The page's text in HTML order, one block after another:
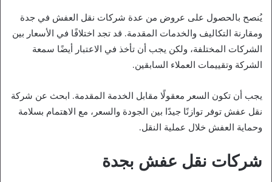
يُنصح بالحصول على عروض من عدة شركات نقل العفش في جدة
ومقارنة التكاليف والخدمات المقدمة. قد تجد اختلافًا في الأسعار بين
الشركات المختلفة، ولكن يجب أن تأخذ في الاعتبار أيضًا سمعة
الشركة وتقييمات العملاء السابقين.
يجب أن تكون السعر معقولًا مقابل الخدمة المقدمة. ابحث عن شركة
نقل عفش توفر توازنًا جيدًا بين الجودة والسعر، مع الاهتمام بسلامة
وحماية العفش خلال عملية النقل.
شركات نقل عفش بجدة